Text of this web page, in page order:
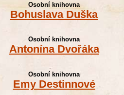
Osobní knihovna
Bohuslava Duška
Osobní knihovna
Antonína Dvořáka
Osobní knihovna
Emy Destinnové